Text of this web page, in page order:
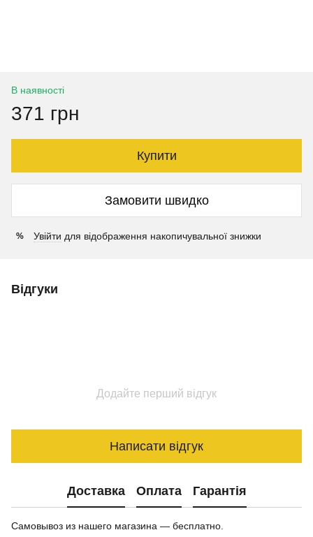
В наявності
371 грн
Купити
Замовити швидко
% Увійти для відображення накопичувальної знижки
Відгуки
Додайте перший відгук
Написати відгук
Доставка Оплата Гарантія
Самовывоз из нашего магазина — бесплатно.